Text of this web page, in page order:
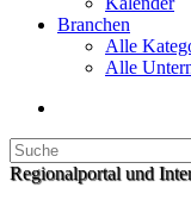
Branchen
Alle
Alle
Regionalportal und